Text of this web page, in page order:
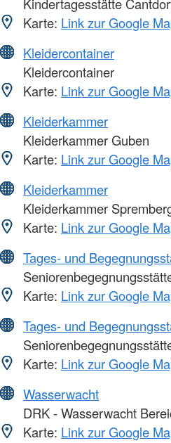
Kindertagesstätte
Karte: Link zur Google
Kleidercontainer
Kleidercontainer
Karte: Link zur Google
Kleiderkammer
Kleiderkammer Guben
Karte: Link zur Google
Kleiderkammer
Kleiderkammer
Karte: Link zur Google
Tages- und
Karte: Link zur Google
Tages- und
Karte: Link zur Google
Wasserwacht
DRK - Wasserwacht
Karte: Link zur Google